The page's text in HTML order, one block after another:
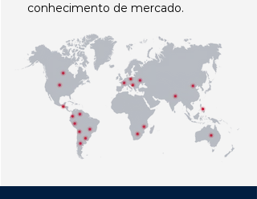
conhecimento de mercado.